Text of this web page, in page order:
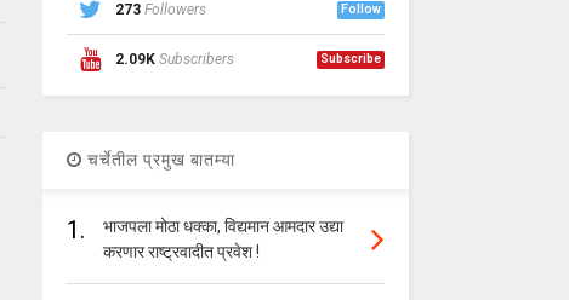
273 Followers Follow
2.09K Subscribers Subscribe
चर्चेतील प्रमुख बातम्या
1.
भाजपला मोठा धक्का, विद्यमान आमदार उद्या
करणार राष्ट्रवादीत प्रवेश !